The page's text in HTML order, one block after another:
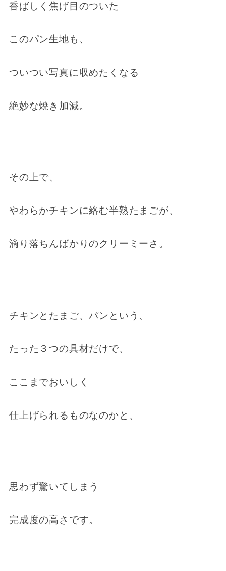
香ばしく焦げ目のついた
このパン生地も、
ついつい写真に収めたくなる
絶妙な焼き加減。
その上で、
やわらかチキンに絡む半熟たまごが、
滴り落ちんばかりのクリーミーさ。
チキンとたまご、パンという、
たった３つの具材だけで、
ここまでおいしく
仕上げられるものなのかと、
思わず驚いてしまう
完成度の高さです。